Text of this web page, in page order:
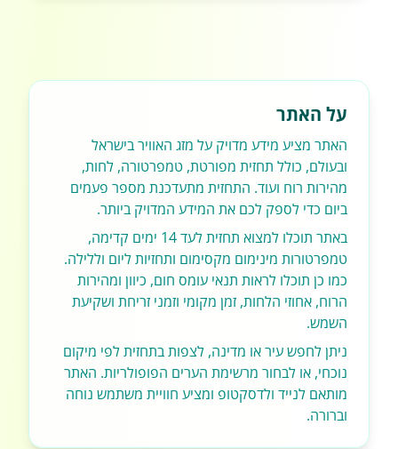
על האתר
האתר מציע מידע מדויק על מזג האוויר בישראל
ובעולם, כולל תחזית מפורטת, טמפרטורה, לחות,
מהירות רוח ועוד. התחזית מתעדכנת מספר פעמים
ביום כדי לספק לכם את המידע המדויק ביותר.
באתר תוכלו למצוא תחזית לעד 14 ימים קדימה,
טמפרטורות מינימום מקסימום ותחזיות ליום וללילה.
כמו כן תוכלו לראות תנאי עומס חום, כיוון ומהירות
הרוח, אחוזי הלחות, זמן מקומי וזמני זריחת ושקיעת
השמש.
ניתן לחפש עיר או מדינה, לצפות בתחזית לפי מיקום
נוכחי, או לבחור מרשימת הערים הפופולריות. האתר
מותאם לנייד ולדסקטופ ומציע חוויית משתמש נוחה
וברורה.